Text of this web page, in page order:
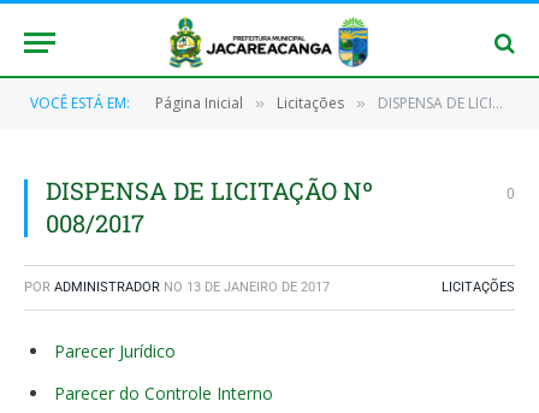
VOCÊ ESTÁ EM: Página Inicial » Licitações » DISPENSA DE LICITAÇÃO Nº 008/2017
DISPENSA DE LICITAÇÃO Nº
008/2017
0
POR ADMINISTRADOR NO 13 DE JANEIRO DE 2017 LICITAÇÕES
Parecer Jurídico
Parecer do Controle Interno